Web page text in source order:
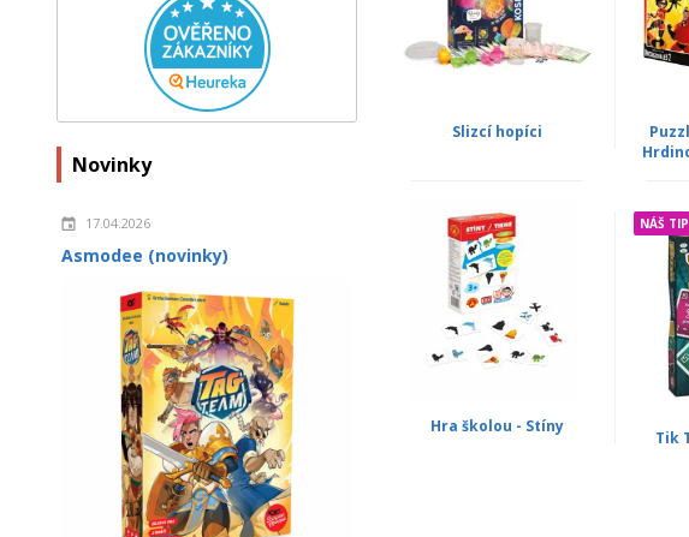
Novinky
17.04.2026
Asmodee (novinky)
Slizcí hopíci
Hra školou - Stíny
NÁŠ TIP
Tik